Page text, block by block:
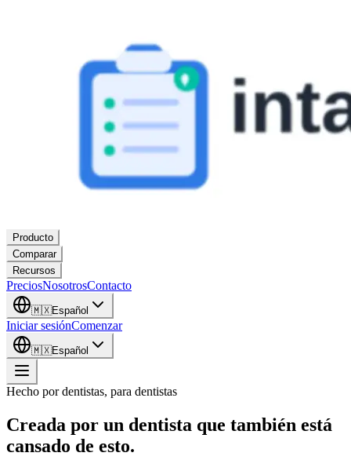
Producto
Comparar
Recursos
PreciosNosotrosContacto
🇲🇽Español
Iniciar sesiónComenzar
🇲🇽Español
Hecho por dentistas, para dentistas
Creada por un dentista que también está
cansado de esto.